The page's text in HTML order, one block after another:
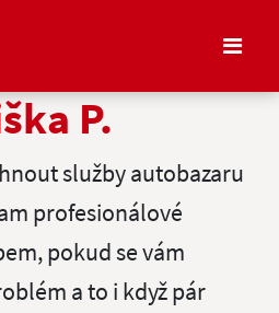
P.
služby autobazaru
profesionálové
pokud se vám
a to i když pár